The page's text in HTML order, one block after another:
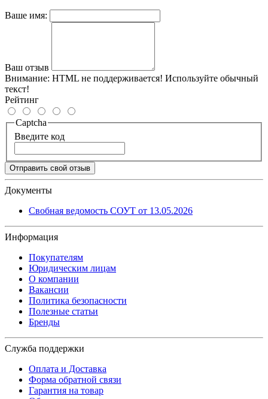
Ваше имя:
Ваш отзыв
Внимание: HTML не поддерживается! Используйте обычный
текст!
Рейтинг
Captcha
Введите код
Отправить свой отзыв
Документы
Свобная ведомость СОУТ от 13.05.2026
Информация
Покупателям
Юридическим лицам
О компании
Вакансии
Политика безопасности
Полезные статьи
Бренды
Служба поддержки
Оплата и Доставка
Форма обратной связи
Гарантия на товар